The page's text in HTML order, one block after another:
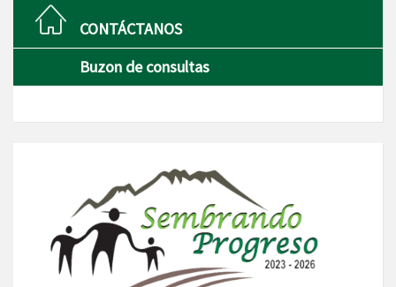
CONTÁCTANOS
Buzon de consultas